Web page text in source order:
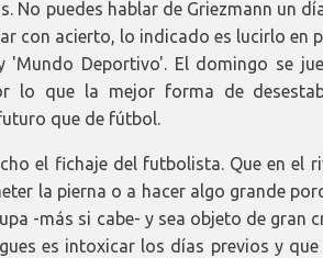
No puedes hablar de Griezmann un
con acierto, lo indicado es lucirlo en
Deportivo'. El domingo se
lo que la mejor forma de
que de fútbol.
el fichaje del futbolista. Que en el
la pierna o a hacer algo grande
-más si cabe- y sea objeto de gran
es intoxicar los días previos y